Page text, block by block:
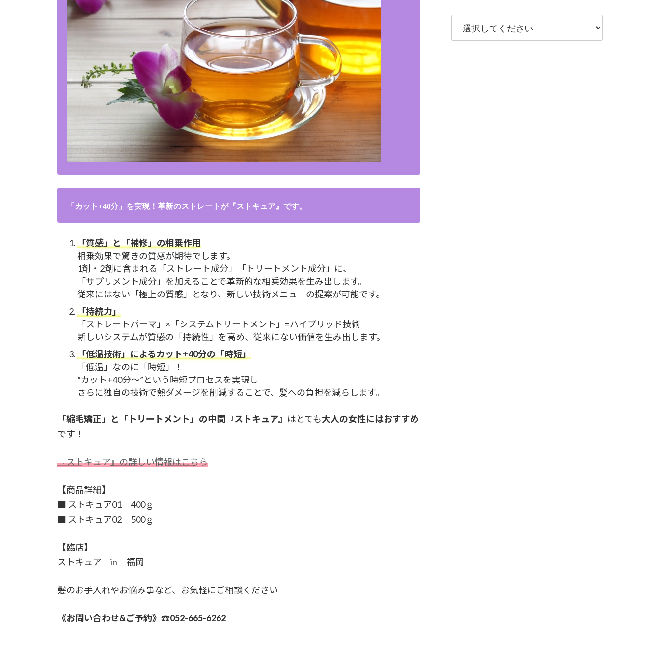
「カット+40分」を実現！革新のストレートが『ストキュア』 です。
「質感」と「補修」の相乗作用
相乗効果で驚きの質感が期待でします。
1剤・2剤に含まれる「ストレート成分」「トリートメント成分」に、
「サプリメント成分」を加えることで革新的な相乗効果を生み出します。
従来にはない「極上の質感」となり、新しい技術メニューの提案が可能です。
「持続力」
「ストレートパーマ」×「システムトリートメント」=ハイブリッド技術
新しいシステムが質感の「持続性」を高め、従来にない価値を生み出します。
「低温技術」によるカット+40分の「時短」
「低温」なのに「時短」！
”カット+40分～”という時短プロセスを実現し
さらに独自の技術で熱ダメージを削減することで、髪への負担を減らします。
「縮毛矯正」と「トリートメント」の中間『ストキュア』 はとても大人の女性にはおすすめ
です！
『ストキュア』の詳しい情報はこちら
【商品詳細】
■ ストキュア01 400ｇ
■ ストキュア02 500ｇ
【臨店】
ストキュア in 福岡
髪のお手入れやお悩み事など、お気軽にご相談ください
《お問い合わせ&ご予約》 ☎052-665-6262